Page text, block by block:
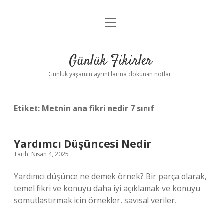
Anasayfa
Yasal Uyarı
menüyü
Günlük Fikirler
Günlük yaşamın ayrıntılarına dokunan notlar.
Etiket: Metnin ana fikri nedir 7 sınıf
Yardımcı Düşüncesi Nedir
Tarih: Nisan 4, 2025
Yardımcı düşünce ne demek örnek? Bir parça olarak,
temel fikri ve konuyu daha iyi açıklamak ve konuyu
somutlaştırmak için örnekler, sayısal veriler,